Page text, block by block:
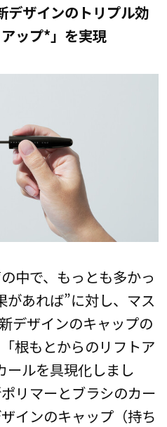
デザインのトリプル効
ップ*」を実現
中で、もっとも多かっ
があれば”に対し、マス
デザインのキャップの
根もとからのリフトア
ールを具現化しまし
リマーとブラシのカー
インのキャップ（持ち